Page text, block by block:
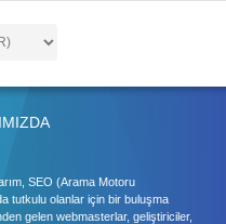
SEO (Arama Motoru
tutkulu olanlar için bir buluşma
gelen webmasterlar, geliştiriciler,